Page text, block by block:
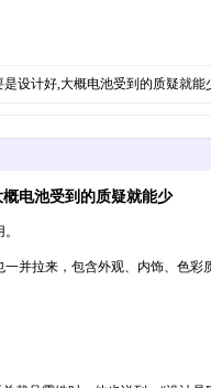
设计好,大概电池受到的质疑就能
电池受到的质疑就能少
并拉来，包含外观、内饰、色